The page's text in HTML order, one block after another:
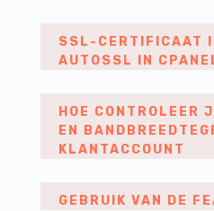
SSL-CERTIFICAAT
AUTOSSL IN
HOE CONTROLEER
EN
KLANTACCOUNT
GEBRUIK VAN DE